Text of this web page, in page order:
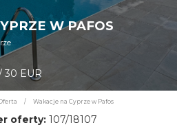
W PAFOS
30 EUR
/ Wakacje na Cyprze w Pafos
oferty:107/18107